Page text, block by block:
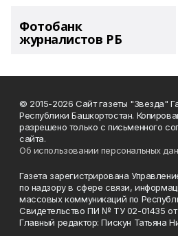
Фотобанк
журналистов РБ
© 2015-2026 Сайт газеты "Звезда"
Республики Башкортостан.
разрешено только с письменного
сайта.
Об использовании персональных
Газета зарегистрирована
по надзору в сфере связи,
массовых коммуникаций по
Свидетельство ПИ № ТУ 02-01435 от
Главный редактор: Пискун Татьяна